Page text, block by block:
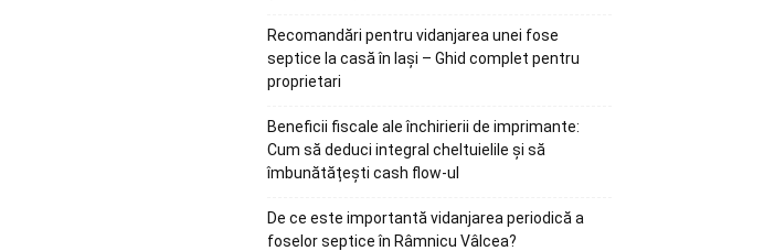
Recomandări pentru vidanjarea unei fose
septice la casă în Iași – Ghid complet pentru
proprietari
Beneficii fiscale ale închirierii de imprimante:
Cum să deduci integral cheltuielile și să
îmbunătățești cash flow-ul
De ce este importantă vidanjarea periodică a
foselor septice în Râmnicu Vâlcea?